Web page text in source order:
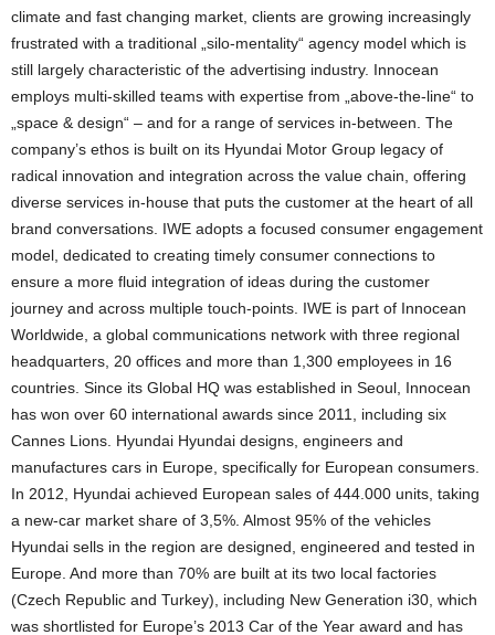
climate and fast changing market, clients are growing increasingly
frustrated with a traditional „silo-mentality“ agency model which is
still largely characteristic of the advertising industry. Innocean
employs multi-skilled teams with expertise from „above-the-line“ to
„space & design“ – and for a range of services in-between. The
company’s ethos is built on its Hyundai Motor Group legacy of
radical innovation and integration across the value chain, offering
diverse services in-house that puts the customer at the heart of all
brand conversations. IWE adopts a focused consumer engagement
model, dedicated to creating timely consumer connections to
ensure a more fluid integration of ideas during the customer
journey and across multiple touch-points. IWE is part of Innocean
Worldwide, a global communications network with three regional
headquarters, 20 offices and more than 1,300 employees in 16
countries. Since its Global HQ was established in Seoul, Innocean
has won over 60 international awards since 2011, including six
Cannes Lions. Hyundai Hyundai designs, engineers and
manufactures cars in Europe, specifically for European consumers.
In 2012, Hyundai achieved European sales of 444.000 units, taking
a new-car market share of 3,5%. Almost 95% of the vehicles
Hyundai sells in the region are designed, engineered and tested in
Europe. And more than 70% are built at its two local factories
(Czech Republic and Turkey), including New Generation i30, which
was shortlisted for Europe’s 2013 Car of the Year award and has